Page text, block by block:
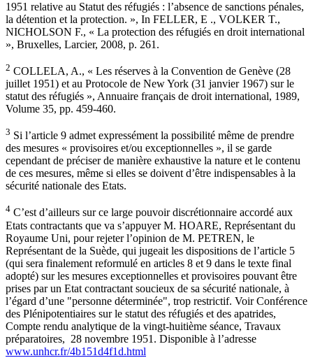
1951 relative au Statut des réfugiés : l’absence de sanctions pénales,
la détention et la protection. », In FELLER, E ., VOLKER T.,
NICHOLSON F., « La protection des réfugiés en droit international
», Bruxelles, Larcier, 2008, p. 261.
2 COLLELA, A., « Les réserves à la Convention de Genève (28
juillet 1951) et au Protocole de New York (31 janvier 1967) sur le
statut des réfugiés », Annuaire français de droit international, 1989,
Volume 35, pp. 459-460.
3 Si l’article 9 admet expressément la possibilité même de prendre
des mesures « provisoires et/ou exceptionnelles », il se garde
cependant de préciser de manière exhaustive la nature et le contenu
de ces mesures, même si elles se doivent d’être indispensables à la
sécurité nationale des Etats.
4 C’est d’ailleurs sur ce large pouvoir discrétionnaire accordé aux
Etats contractants que va s’appuyer M. HOARE, Représentant du
Royaume Uni, pour rejeter l’opinion de M. PETREN, le
Représentant de la Suède, qui jugeait les dispositions de l’article 5
(qui sera finalement reformulé en articles 8 et 9 dans le texte final
adopté) sur les mesures exceptionnelles et provisoires pouvant être
prises par un Etat contractant soucieux de sa sécurité nationale, à
l’égard d’une "personne déterminée", trop restrictif. Voir Conférence
des Plénipotentiaires sur le statut des réfugiés et des apatrides,
Compte rendu analytique de la vingt-huitième séance, Travaux
préparatoires, 28 novembre 1951. Disponible à l’adresse
www.unhcr.fr/4b151d4f1d.html